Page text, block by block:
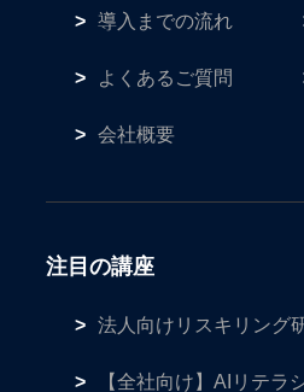
導入までの流れ
よくあるご質問
会社概要
注目の講座
法人向けリスキリング
【全社向け】AIリテラ